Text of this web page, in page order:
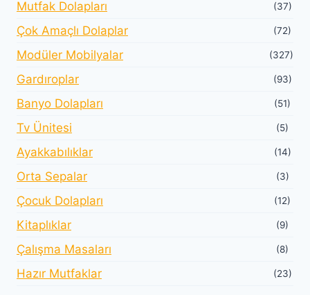
Mutfak Dolapları (37)
Çok Amaçlı Dolaplar (72)
Modüler Mobilyalar (327)
Gardıroplar (93)
Banyo Dolapları (51)
Tv Ünitesi (5)
Ayakkabılıklar (14)
Orta Sepalar (3)
Çocuk Dolapları (12)
Kitaplıklar (9)
Çalışma Masaları (8)
Hazır Mutfaklar (23)